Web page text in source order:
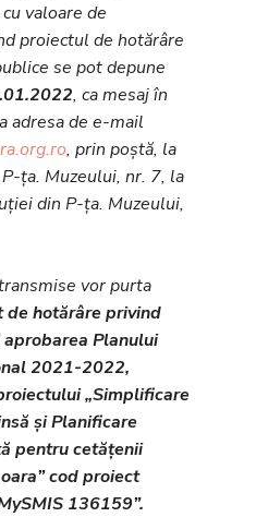
valoare de
proiectul de hotărâre
se pot depune
, ca mesaj în
adresa de e-mail
, prin poștă, la
ța. Muzeului, nr. 7, la
din P-ța. Muzeului,
vor purta
de hotărâre privind
Planului
2021-2022,
„Simplificare
și Planificare
pentru cetățenii
cod proiect
136159”.